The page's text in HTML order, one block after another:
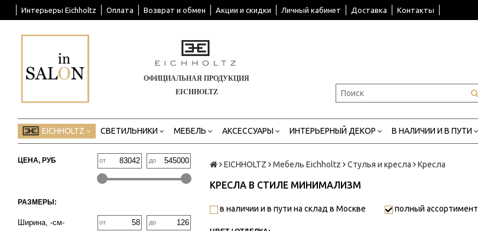
Интерьеры Eichholtz Оплата Возврат и обмен Акции и скидки Личный кабинет Доставка Контакты
ОФИЦИАЛЬНАЯ ПРОДУКЦИЯ
EICHHOLTZ
EICHHOLTZ СВЕТИЛЬНИКИ МЕБЕЛЬ АКСЕССУАРЫ ИНТЕРЬЕРНЫЙ ДЕКОР В НАЛИЧИИ И В ПУТИ
ЦЕНА, РУБ от до
РАЗМЕРЫ:
Ширина, -см- от до
EICHHOLTZ Мебель Eichholtz Стулья и кресла Кресла
КРЕСЛА В СТИЛЕ МИНИМАЛИЗМ
в наличии и в пути на склад в Москве полный ассортимент